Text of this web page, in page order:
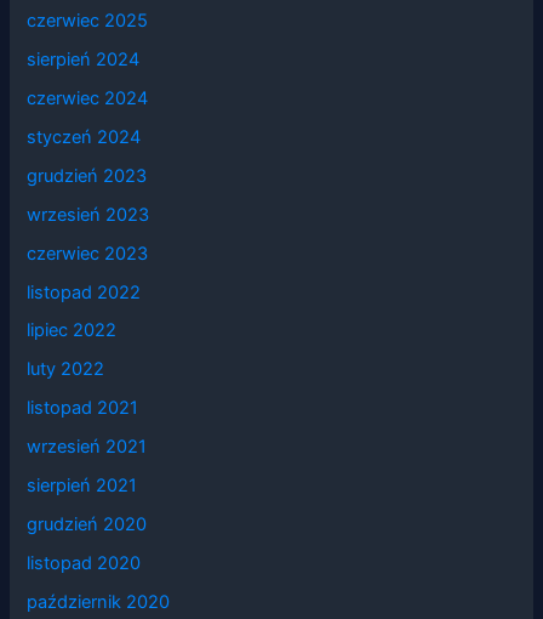
czerwiec 2025
sierpień 2024
czerwiec 2024
styczeń 2024
grudzień 2023
wrzesień 2023
czerwiec 2023
listopad 2022
lipiec 2022
luty 2022
listopad 2021
wrzesień 2021
sierpień 2021
grudzień 2020
listopad 2020
październik 2020